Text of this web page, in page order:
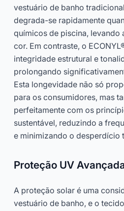
vestuário de banho
degrada-se rapidamente
químicos de piscina, levando
cor. Em contraste, o
integridade estrutural e
prolongando
Esta longevidade não só
para os consumidores, mas
perfeitamente com os
sustentável, reduzindo a
e minimizando o desperdício
Proteção UV
A proteção solar é uma
vestuário de banho, e o